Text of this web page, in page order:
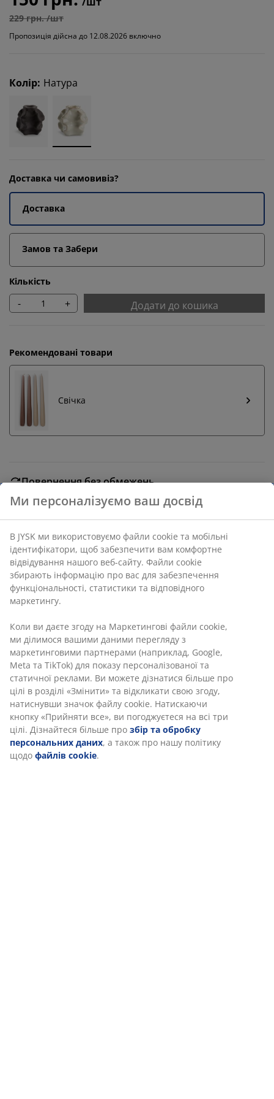
229 грн. /шт
Пропозиція дійсна до 12.08.2026 включно
Колір: Натура
Доставка чи самовивіз?
Доставка
Замов та Забери
Кількість
- + Додати до кошика
Рекомендовані товари
Свічка
Повернення без обмежень
Без часових обмежень - повертайте в будь-якому
магазині JYSK
30 днів гарантії ціни на всі товари
Різні варіанти доставки
Швидка та зручна доставка на ваш вибір
Свічник з кераміки натурального кольору з
глянцевим покриттям. Виразний органічний дизайн
має скульптурну якість, що визначається його
м'якою, хвилястою формою. Діам. 10 см, вис. 9 см
Артикул: 4912886
Маркування